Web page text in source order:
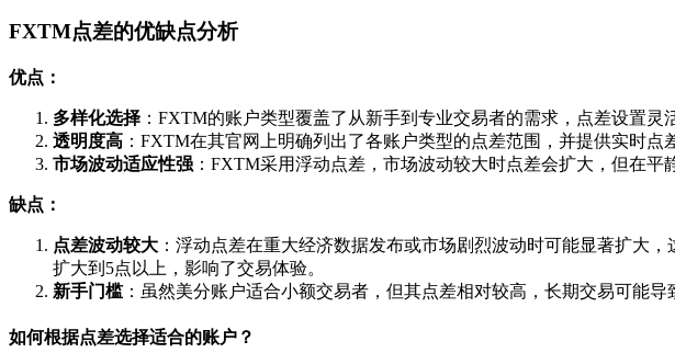
FXTM点差的优缺点分析
优点：
多样化选择 ：FXTM的账户类型覆盖了从新手到专业交易者的需求，点差设置
透明度高 ：FXTM在其官网上明确列出了各账户类型的点差范围，并提供实时点
市场波动适应性强 ：FXTM采用浮动点差，市场波动较大时点差会扩大，但在平
缺点：
点差波动较大 ：浮动点差在重大经济数据发布或市场剧烈波动时可能显著扩大
扩大到5点以上，影响了交易体验。
新手门槛：虽然美分账户适合小额交易者，但其点差相对较高，长期交易可能导
如何根据点差选择适合的账户？